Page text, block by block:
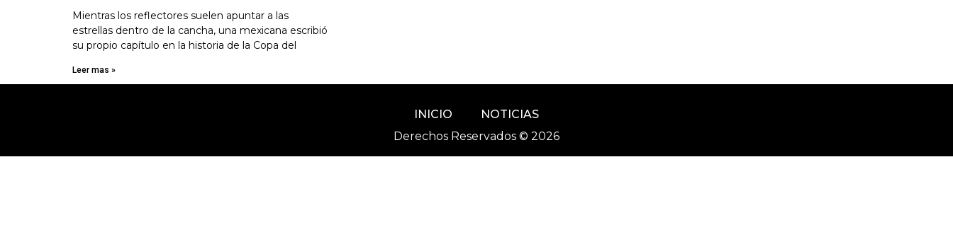
Mientras los reflectores suelen apuntar a las
estrellas dentro de la cancha, una mexicana escribió
su propio capítulo en la historia de la Copa del
Leer mas »
INICIO
NOTICIAS
Derechos Reservados © 2026